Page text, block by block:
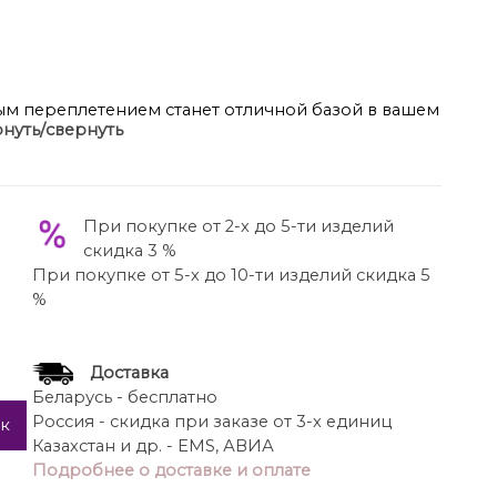
переплетением станет отличной базой в вашем
широкая бретель задаёт тон всей вещи — она
намёка на излишнюю откровенность. Бретель
линию, визуально расширяющую
переливается, основной тон — это нежно
и «пудрово-розовый». На свету она отдаёт
— оттенок становится более насыщенным. По
деликатная окантовка. По переду блузы
разрезами в боковых швах для
см, длина плеча 14 см (р 50-54), 14,5 см (р 56-
свернуть
При покупке от 2-х до 5-ти изделий
скидка 3 %
При покупке от 5-х до 10-ти изделий скидка 5
%
Доставка
Беларусь - бесплатно
Россия - скидка при заказе от 3-х единиц
Казахстан и др. - EMS, АВИА
Подробнее о доставке и оплате